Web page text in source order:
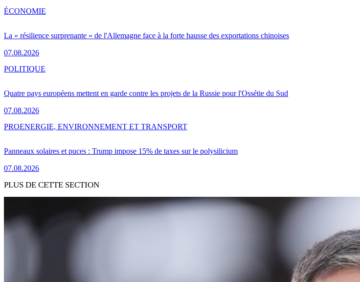
La « résilience surprenante » de l'Allemagne face à la forte hausse des exportations chinoises
07.08.2026
ÉCONOMIE
Quatre pays européens mettent en garde contre les projets de la Russie pour l'Ossétie du Sud
07.08.2026
POLITIQUE
Panneaux solaires et puces : Trump impose 15% de taxes sur le polysilicium
07.08.2026
PROENERGIE, ENVIRONNEMENT ET TRANSPORT
PLUS DE CETTE SECTION